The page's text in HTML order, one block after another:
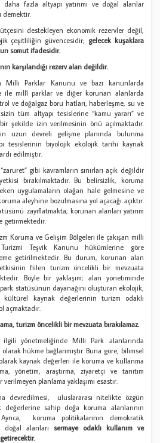
fazla altyapı yatırımı ve doğal alanlar
demektir.
destekleyen ekonomik rezervler değil,
çeşitliliğin güvencesidir; gelecek kuşaklara
somut ifadesidir.
karşılandığı rezerv alan değildir.
Milli Parklar Kanunu ve bazı kanunlarda
ile millî parklar ve diğer korunan alanlarda
ve doğalgaz boru hatları, haberleşme, su ve
tüm altyapı tesislerine “kamu yararı” ve
bir şekilde izin verilmesinin önü açılmaktadır.
uzun devreli gelişme planında bulunma
tesislerinin biyolojik ekolojik tarihi kaynak
edilmiştir.
gibi kavramların sınırları açık değildir
bırakılmaktadır. Bu belirsizlik, koruma
uygulamaların olağan hale gelmesine ve
aleyhine bozulmasına yol açacağı açıktır.
zayıflatmakta; korunan alanları yatırım
getirmektedir.
Koruma ve Gelişim Bölgeleri ile çakışan milli
Teşvik Kanunu hükümlerine göre
getirilmektedir. Bu durum, korunan alan
fiilen turizm öncelikli bir mevzuata
Böyle bir yaklaşım; alan yönetiminde
statüsünün dayanağını oluşturan ekolojik,
kaynak değerlerinin turizm odaklı
açmaktadır.
turizm öncelikli bir mevzuata bırakılamaz.
yönetmeliğinde Milli Park alanlarında
hükme bağlanmıştır. Buna göre, bilimsel
kaynak değerleri ile koruma ve kullanma
yönetim, araştırma, ziyaretçi ve tanıtım
verilmeyen planlama yaklaşımı esastır.
devredilmesi, uluslararası nitelikte özgün
sahip doğa koruma alanlarının
koruma politikalarının demokratik
doğal alanları sermaye odaklı kullanım ve